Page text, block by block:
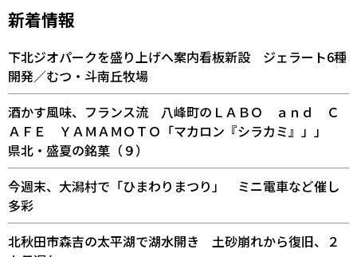
新着情報
下北ジオパークを盛り上げへ案内看板新設 ジェラート6種
開発／むつ・斗南丘牧場
酒かす風味、フランス流 八峰町のＬＡＢＯ ａｎｄ Ｃ
ＡＦＥ ＹＡＭＡＭＯＴＯ「マカロン『シラカミ』」」
県北・盛夏の銘菓（９）
今週末、大潟村で「ひまわりまつり」 ミニ電車など催し
多彩
北秋田市森吉の太平湖で湖水開き 土砂崩れから復旧、２